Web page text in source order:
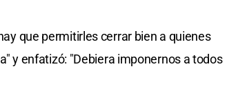
que permitirles cerrar bien a quienes
y enfatizó: "Debiera imponernos a todos